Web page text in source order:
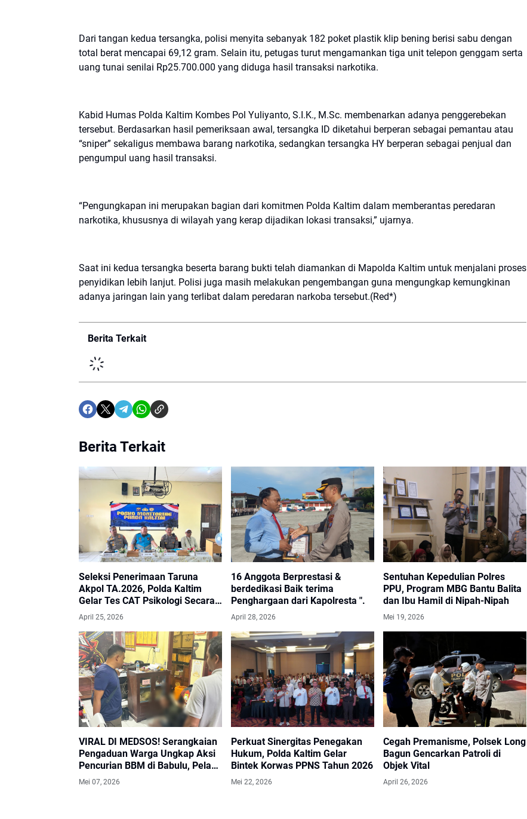
Dari tangan kedua tersangka, polisi menyita sebanyak 182 poket plastik klip bening berisi sabu dengan
total berat mencapai 69,12 gram. Selain itu, petugas turut mengamankan tiga unit telepon genggam serta
uang tunai senilai Rp25.700.000 yang diduga hasil transaksi narkotika.
Kabid Humas Polda Kaltim Kombes Pol Yuliyanto, S.I.K., M.Sc. membenarkan adanya penggerebekan
tersebut. Berdasarkan hasil pemeriksaan awal, tersangka ID diketahui berperan sebagai pemantau atau
“sniper” sekaligus membawa barang narkotika, sedangkan tersangka HY berperan sebagai penjual dan
pengumpul uang hasil transaksi.
“Pengungkapan ini merupakan bagian dari komitmen Polda Kaltim dalam memberantas peredaran
narkotika, khususnya di wilayah yang kerap dijadikan lokasi transaksi,” ujarnya.
Saat ini kedua tersangka beserta barang bukti telah diamankan di Mapolda Kaltim untuk menjalani proses
penyidikan lebih lanjut. Polisi juga masih melakukan pengembangan guna mengungkap kemungkinan
adanya jaringan lain yang terlibat dalam peredaran narkoba tersebut.(Red*)
Berita Terkait
Berita Terkait
Seleksi Penerimaan Taruna
Akpol TA.2026, Polda Kaltim
Gelar Tes CAT Psikologi Secara
Transparan
April 25, 2026
16 Anggota Berprestasi &
berdedikasi Baik terima
Penghargaan dari Kapolresta ".
April 28, 2026
Sentuhan Kepedulian Polres
PPU, Program MBG Bantu Balita
dan Ibu Hamil di Nipah-Nipah
Mei 19, 2026
VIRAL DI MEDSOS! Serangkaian
Pengaduan Warga Ungkap Aksi
Pencurian BBM di Babulu, Pelaku
Dibekuk Polsek Babulu
Mei 07, 2026
Perkuat Sinergitas Penegakan
Hukum, Polda Kaltim Gelar
Bintek Korwas PPNS Tahun 2026
Mei 22, 2026
Cegah Premanisme, Polsek Long
Bagun Gencarkan Patroli di
Objek Vital
April 26, 2026